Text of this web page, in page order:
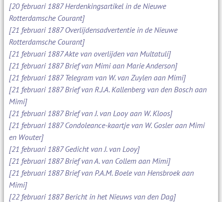
[20 februari 1887 Herdenkingsartikel in de Nieuwe
Rotterdamsche Courant]
[21 februari 1887 Overlijdensadvertentie in de Nieuwe
Rotterdamsche Courant]
[21 februari 1887 Akte van overlijden van Multatuli]
[21 februari 1887 Brief van Mimi aan Marie Anderson]
[21 februari 1887 Telegram van W. van Zuylen aan Mimi]
[21 februari 1887 Brief van R.J.A. Kallenberg van den Bosch aan
Mimi]
[21 februari 1887 Brief van J. van Looy aan W. Kloos]
[21 februari 1887 Condoleance-kaartje van W. Gosler aan Mimi
en Wouter]
[21 februari 1887 Gedicht van J. van Looy]
[21 februari 1887 Brief van A. van Collem aan Mimi]
[21 februari 1887 Brief van P.A.M. Boele van Hensbroek aan
Mimi]
[22 februari 1887 Bericht in het Nieuws van den Dag]